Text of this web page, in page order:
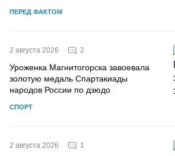
ПЕРЕД ФАКТОМ
2 августа 2026 2
Уроженка Магнитогорска завоевала
золотую медаль Спартакиады
народов России по дзюдо
СПОРТ
2 августа 2026 1